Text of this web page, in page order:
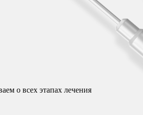
о всех этапах лечения